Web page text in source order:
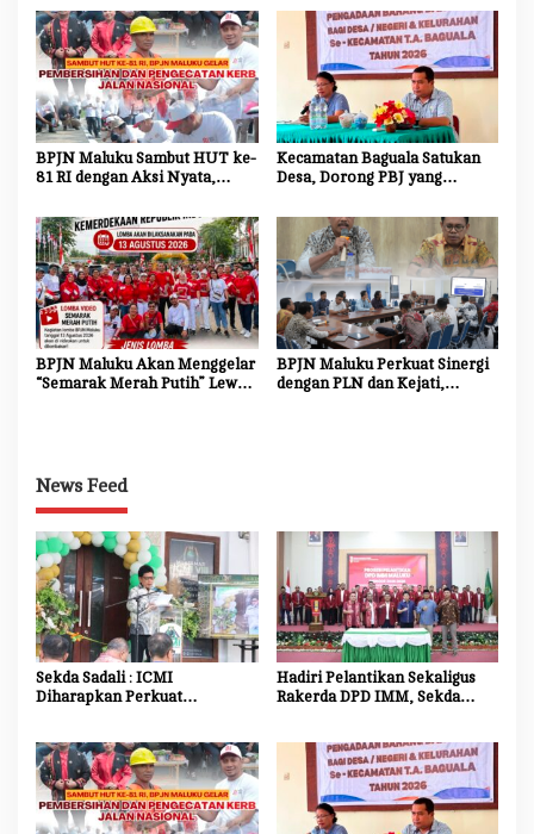
untuk Kemajuan Daerah
Jadi Agen Perubahan dan
Mitra Strategis Pemerintah
BPJN Maluku Sambut HUT ke-
81 RI dengan Aksi Nyata,
Jalan Nasional
Kecamatan Baguala Satukan
Desa, Dorong PBJ yang
BPJN Maluku Akan Menggelar
“Semarak Merah Putih” Lewat
BPJN Maluku Perkuat Sinergi
dengan PLN dan Kejati,
News Feed
Sekda Sadali : ICMI
Diharapkan Perkuat
Hadiri Pelantikan Sekaligus
Rakerda DPD IMM, Sekda
Mitra Strategis Pemerintah